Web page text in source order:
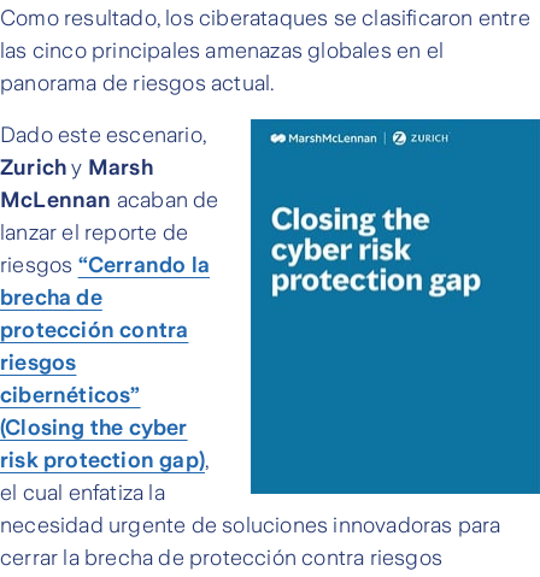
Como resultado, los ciberataques se clasificaron entre
las cinco principales amenazas globales en el
panorama de riesgos actual.
Dado este escenario,
Zurich y Marsh
McLennan acaban de
lanzar el reporte de
riesgos “Cerrando la
brecha de
protección contra
riesgos
cibernéticos”
(Closing the cyber
risk protection gap),
el cual enfatiza la
necesidad urgente de soluciones innovadoras para
cerrar la brecha de protección contra riesgos